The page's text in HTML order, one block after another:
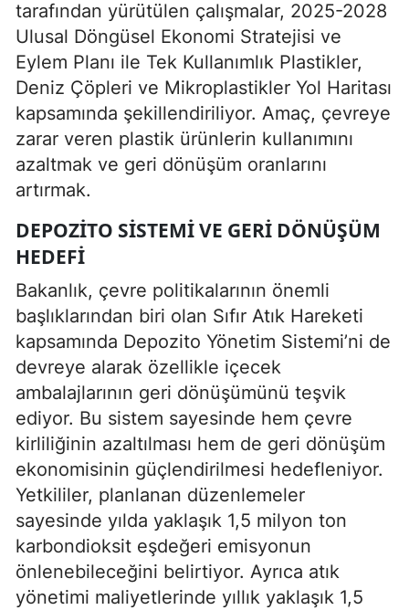
tarafından yürütülen çalışmalar, 2025-2028
Ulusal Döngüsel Ekonomi Stratejisi ve
Eylem Planı ile Tek Kullanımlık Plastikler,
Deniz Çöpleri ve Mikroplastikler Yol Haritası
kapsamında şekillendiriliyor. Amaç, çevreye
zarar veren plastik ürünlerin kullanımını
azaltmak ve geri dönüşüm oranlarını
artırmak.
DEPOZITO SISTEMI VE GERI DÖNÜŞÜM
HEDEFI
Bakanlık, çevre politikalarının önemli
başlıklarından biri olan Sıfır Atık Hareketi
kapsamında Depozito Yönetim Sistemi’ni de
devreye alarak özellikle içecek
ambalajlarının geri dönüşümünü teşvik
ediyor. Bu sistem sayesinde hem çevre
kirliliğinin azaltılması hem de geri dönüşüm
ekonomisinin güçlendirilmesi hedefleniyor.
Yetkililer, planlanan düzenlemeler
sayesinde yılda yaklaşık 1,5 milyon ton
karbondioksit eşdeğeri emisyonun
önlenebileceğini belirtiyor. Ayrıca atık
yönetimi maliyetlerinde yıllık yaklaşık 1,5